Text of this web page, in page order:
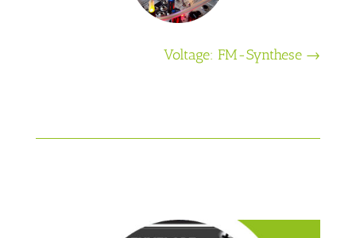
Voltage: FM-Synthese →